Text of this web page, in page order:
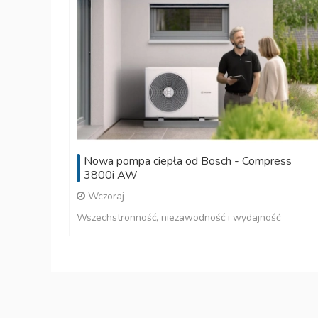
Nowa pompa ciepła od Bosch - Compress
3800i AW
Wczoraj
Wszechstronność, niezawodność i wydajność